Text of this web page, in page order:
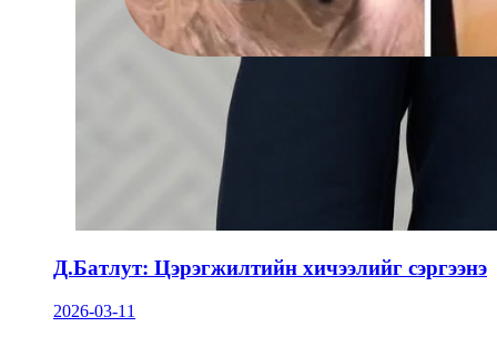
Д.Батлут: Цэрэгжилтийн хичээлийг сэргээнэ
2026-03-11